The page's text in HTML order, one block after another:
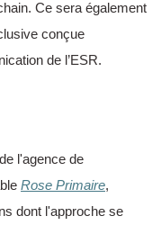
Ce sera également
conçue
de l’ESR.
l'agence de
Rose Primaire,
dont l'approche se